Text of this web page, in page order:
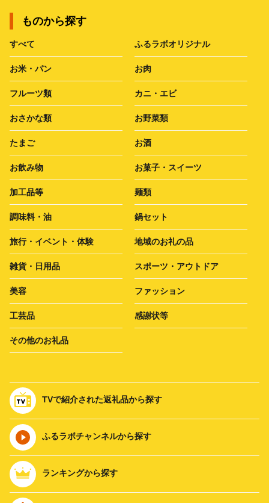
ものから探す
すべて ふるラボオリジナル
お米・パン お肉
フルーツ類 カニ・エビ
おさかな類 お野菜類
たまご お酒
お飲み物 お菓子・スイーツ
加工品等 麺類
調味料・油 鍋セット
旅行・イベント・体験 地域のお礼の品
雑貨・日用品 スポーツ・アウトドア
美容 ファッション
工芸品 感謝状等
その他のお礼品
TVで紹介された返礼品から探す
ふるラボチャンネルから探す
ランキングから探す